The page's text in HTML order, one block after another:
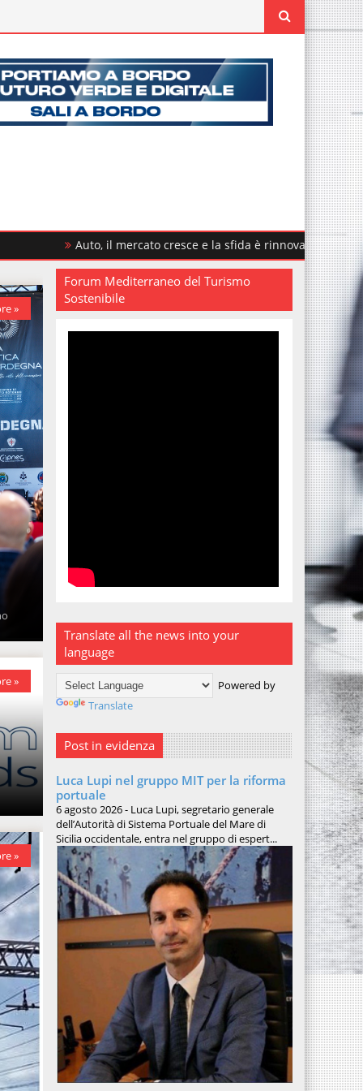
Auto, il mercato cresce e la sfida è rinnovare il parco circolante
»
»
»
Forum Mediterraneo del Turismo
Sostenibile
Translate all the news into your
language
Powered by
Translate
Post in evidenza
Luca Lupi nel gruppo MIT per la riforma
portuale
6 agosto 2026 - Luca Lupi, segretario generale
dell’Autorità di Sistema Portuale del Mare di
Sicilia occidentale, entra nel gruppo di espert...